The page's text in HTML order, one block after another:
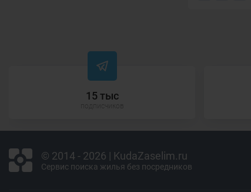
15 тыс
© 2014 - 2026 | KudaZaselim.ru
Сервис поиска жилья без посредников